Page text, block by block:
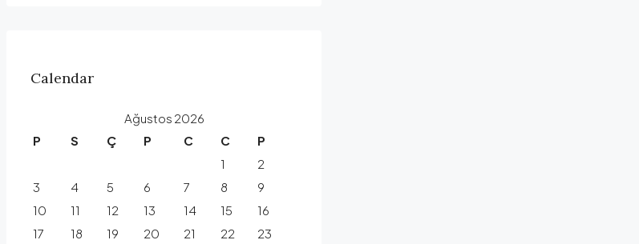
Calendar
Ağustos 2026
P
S Ç P C C
P
1
2
3
4 5 6 7 8
9
10
11 12 13 14 15
16
17
18 19 20 21 22
23